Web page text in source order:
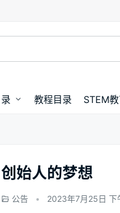
教程目录 STEM
创始人的梦想
公告 • 2023年7月25日 下